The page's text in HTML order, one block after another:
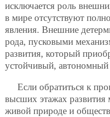
исключается роль
в мире отсутствуют
явления. Внешние
рода, пусковыми
развития, который
устойчивый, автономный
Если обратиться к
высших этажах развития
живой природе и